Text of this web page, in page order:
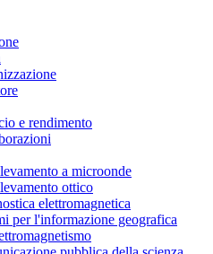
e rendimento
a microonde
ottico
elettromagnetica
per l'informazione geografica